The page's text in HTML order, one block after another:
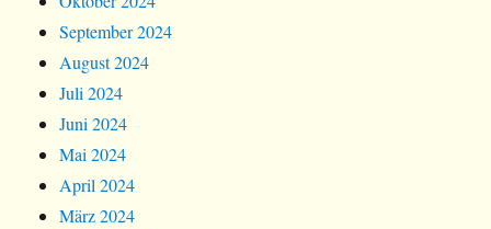
September 2024
August 2024
Juli 2024
Juni 2024
Mai 2024
April 2024
März 2024